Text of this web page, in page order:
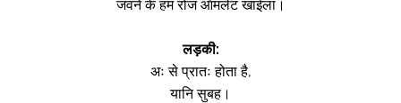
जवने के हम रोज ऑमलेट खाईला।
लड़की:
अः से प्रातः होता है,
यानि सुबह।